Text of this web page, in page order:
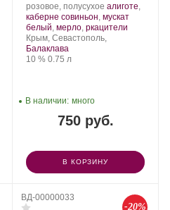
Производитель:
Золотая
Балка.
розовое, полусухое .
Сорт
винограда:
алиготе,
каберне совиньон, мускат
белый, мерло, ркацители
Регион:
Крым, Севастополь,
Балаклава
Крепость
10 %. Объем
0.75 л
750 руб.
В наличии: много
В КОРЗИНУ
ВД-00000033
-20%